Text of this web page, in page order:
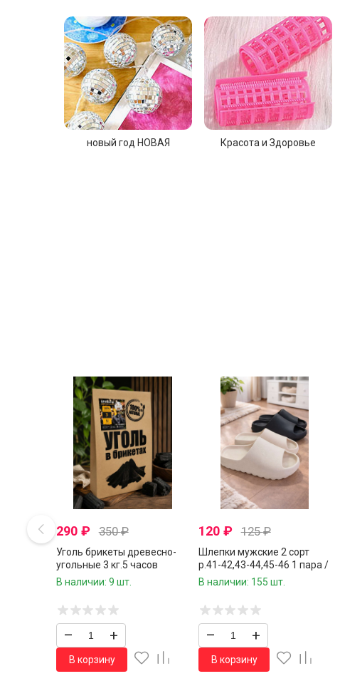
новый год НОВАЯ Красота и Здоровье
290₽ 350₽
Уголь брикеты древесно-
угольные 3 кг.5 часов
времени горения
В наличии: 9 шт.
– +
В корзину
120₽ 125₽
Шлепки мужские 2 сорт
р.41-42,43-44,45-46 1 пара /
12 пар в коробке/
В наличии: 155 шт.
– +
В корзину